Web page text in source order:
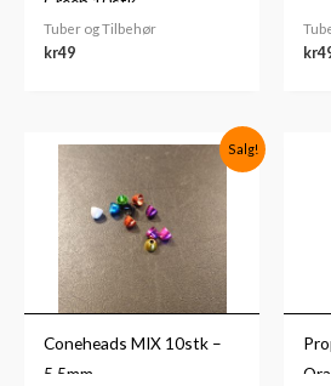
Tuber og Tilbehør
kr49 kr
Salg!
Coneheads MIX 10stk –
5,5mm
Opprinnelig
var:
kr50.
Nåværende
kr30.